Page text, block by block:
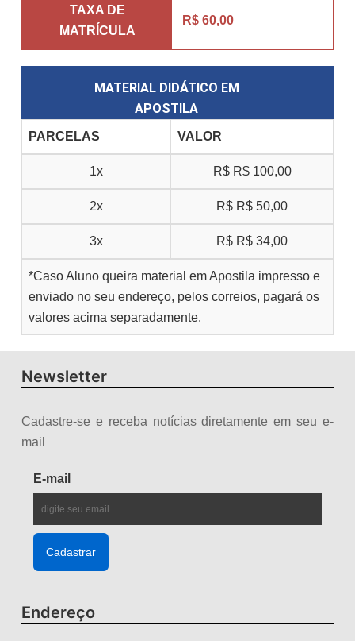
TAXA DE
MATRÍCULA
R$ 60,00
MATERIAL DIDÁTICO EM
APOSTILA
PARCELAS VALOR
1x R$ R$ 100,00
2x R$ R$ 50,00
3x R$ R$ 34,00
*Caso Aluno queira material em Apostila impresso e
enviado no seu endereço, pelos correios, pagará os
valores acima separadamente.
Newsletter
Cadastre-se e receba notícias diretamente em seu e-
mail
E-mail
Endereço